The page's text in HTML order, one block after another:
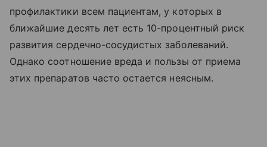
профилактики всем пациентам, у которых в
ближайшие десять лет есть 10-процентный риск
развития сердечно-сосудистых заболеваний.
Однако соотношение вреда и пользы от приема
этих препаратов часто остается неясным.